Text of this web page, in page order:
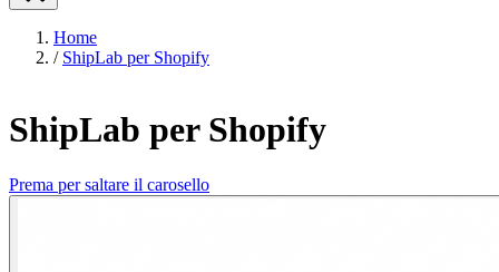
Home
/ ShipLab per Shopify
ShipLab per Shopify
Prema per saltare il carosello